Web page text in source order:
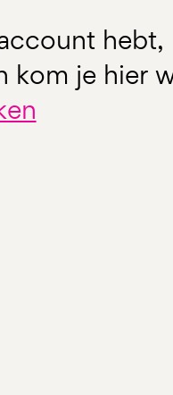
hebt,
kom je hier